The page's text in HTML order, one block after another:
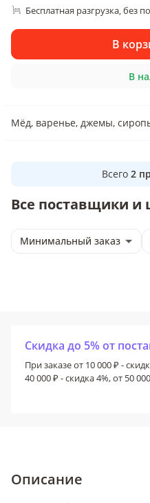
Бесплатная разгрузка, без
В
В
Мёд, варенье, джемы,
Всего 2
Все поставщики и
Минимальный заказ
Скидка до 5% от
При заказе от 10 000 ₽ -
40 000 ₽ - скидка 4%, от 50
Описание